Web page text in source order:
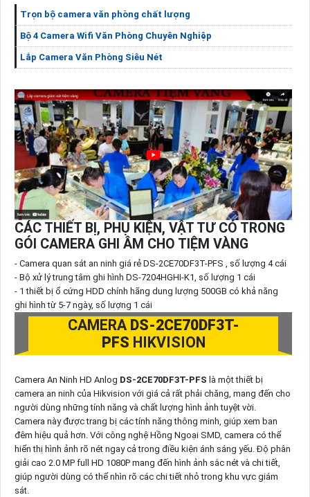
Trọn bộ camera văn phòng chất lượng
Bộ 4 Camera Wifi Văn Phòng Chuyên Nghiệp
Lắp Camera Văn Phòng Siêu Nét
CÁC THIẾT BỊ, PHỤ KIỆN, VẬT TƯ CÓ TRONG
GÓI CAMERA GHI ÂM CHO TIỆM VÀNG
- Camera quan sát an ninh giá rẻ DS-2CE70DF3T-PFS , số lượng 4 cái
- Bộ xử lý trung tâm ghi hình DS-7204HGHI-K1, số lượng 1 cái
- 1 thiết bị ổ cứng HDD chính hãng dung lượng 500GB có khả năng
ghi hình từ 5-7 ngày, số lượng 1 cái
CAMERA DS-2CE70DF3T-
PFS HIKVISION
Camera An Ninh HD Anlog DS-2CE70DF3T-PFS là một thiết bị
camera an ninh của Hikvision với giá cả rất phải chăng, mang đến cho
người dùng những tính năng và chất lượng hình ảnh tuyệt vời.
Camera này được trang bị các tính năng thông minh, giúp xem ban
đêm hiệu quả hơn. Với công nghệ Hồng Ngoại SMD, camera có thể
hiển thị hình ảnh rõ nét ngay cả trong điều kiện ánh sáng yếu. Độ phân
giải cao 2.0 MP full HD 1080P mang đến hình ảnh sắc nét và chi tiết,
giúp người dùng có thể nhìn rõ các chi tiết nhỏ trong khu vực giám
sát.